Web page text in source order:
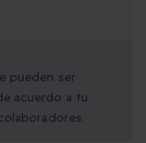
pueden ser
acuerdo a tu